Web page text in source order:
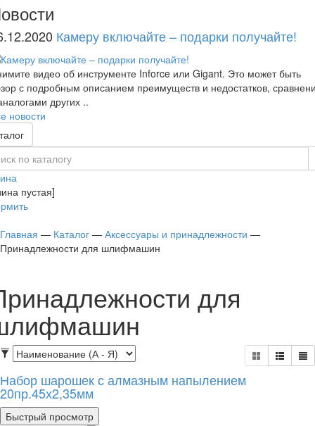
Камеру включайте – подарки получайте!
видео об инструменте Inforce или Gigant. Это может быть
с подробным описанием преимуществ и недостатков,
других ..
новости
пустая]
Главная — Каталог — Аксессуары и принадлежности —
Принадлежности для шлифмашин
для
Набор шарошек с алмазным напылением
20пр.45х2,35мм
Быстрый просмотр